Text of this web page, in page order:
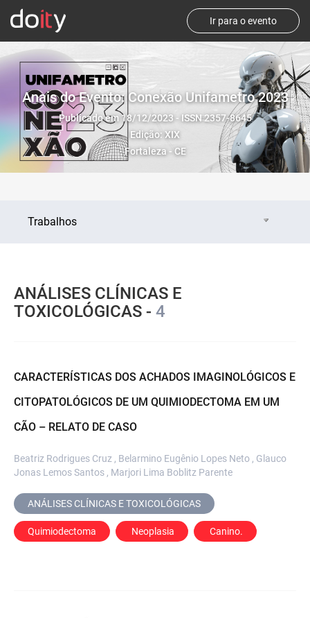
Ir para o evento
Anais do Evento: Conexão Unifametro 2023
Publicado em 18/12/2023 - ISSN 2357-8645
Edição: XIX
Fortaleza - CE
Trabalhos
ANÁLISES CLÍNICAS E
TOXICOLÓGICAS - 4
CARACTERÍSTICAS DOS ACHADOS IMAGINOLÓGICOS E
CITOPATOLÓGICOS DE UM QUIMIODECTOMA EM UM
CÃO – RELATO DE CASO
Beatriz Rodrigues Cruz , Belarmino Eugênio Lopes Neto , Glauco
Jonas Lemos Santos , Marjori Lima Boblitz Parente
ANÁLISES CLÍNICAS E TOXICOLÓGICAS
Quimiodectoma Neoplasia Canino.